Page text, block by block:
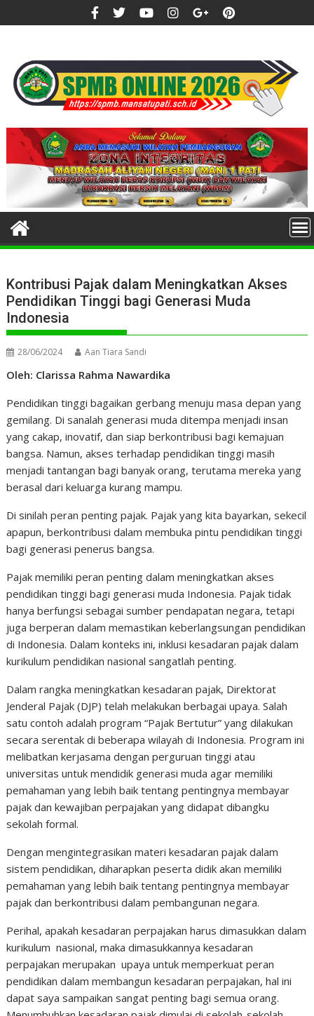
to
Kontribusi Pajak dalam Meningkatkan Akses
Pendidikan Tinggi bagi Generasi Muda
Indonesia
28/06/2024 Aan Tiara Sandi
Oleh: Clarissa Rahma Nawardika
Pendidikan tinggi bagaikan gerbang menuju masa depan yang
gemilang. Di sanalah generasi muda ditempa menjadi insan
yang cakap, inovatif, dan siap berkontribusi bagi kemajuan
bangsa. Namun, akses terhadap pendidikan tinggi masih
menjadi tantangan bagi banyak orang, terutama mereka yang
berasal dari keluarga kurang mampu.
Di sinilah peran penting pajak. Pajak yang kita bayarkan, sekecil
apapun, berkontribusi dalam membuka pintu pendidikan tinggi
bagi generasi penerus bangsa.
Pajak memiliki peran penting dalam meningkatkan akses
pendidikan tinggi bagi generasi muda Indonesia. Pajak tidak
hanya berfungsi sebagai sumber pendapatan negara, tetapi
juga berperan dalam memastikan keberlangsungan pendidikan
di Indonesia. Dalam konteks ini, inklusi kesadaran pajak dalam
kurikulum pendidikan nasional sangatlah penting.
Dalam rangka meningkatkan kesadaran pajak, Direktorat
Jenderal Pajak (DJP) telah melakukan berbagai upaya. Salah
satu contoh adalah program “Pajak Bertutur” yang dilakukan
secara serentak di beberapa wilayah di Indonesia. Program ini
melibatkan kerjasama dengan perguruan tinggi atau
universitas untuk mendidik generasi muda agar memiliki
pemahaman yang lebih baik tentang pentingnya membayar
pajak dan kewajiban perpajakan yang didapat dibangku
sekolah formal.
Dengan mengintegrasikan materi kesadaran pajak dalam
sistem pendidikan, diharapkan peserta didik akan memiliki
pemahaman yang lebih baik tentang pentingnya membayar
pajak dan berkontribusi dalam pembangunan negara.
Perihal, apakah kesadaran perpajakan harus dimasukkan dalam
kurikulum nasional, maka dimasukkannya kesadaran
perpajakan merupakan upaya untuk memperkuat peran
pendidikan dalam membangun kesadaran perpajakan, hal ini
dapat saya sampaikan sangat penting bagi semua orang.